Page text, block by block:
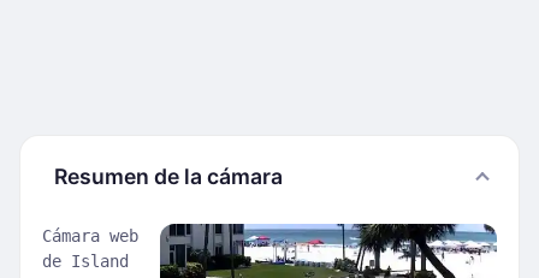
Resumen de la cámara
Cámara web
de Island